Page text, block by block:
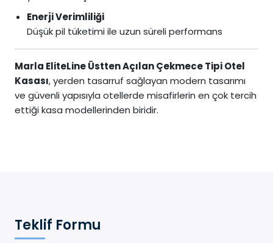
Enerji Verimliliği
Düşük pil tüketimi ile uzun süreli performans
Marla EliteLine Üstten Açılan Çekmece Tipi Otel
Kasası, yerden tasarruf sağlayan modern tasarımı
ve güvenli yapısıyla otellerde misafirlerin en çok tercih
ettiği kasa modellerinden biridir.
Teklif Formu